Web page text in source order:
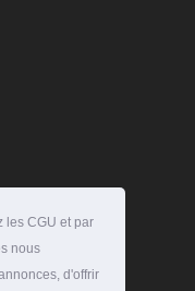
les CGU et par
nous
d'offrir